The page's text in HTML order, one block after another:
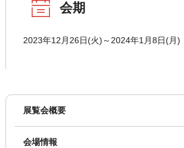
会期
2023年12月26日(火)～2024年1月8日(月)
展覧会概要
会場情報